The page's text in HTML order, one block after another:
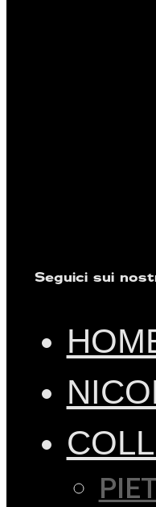
Seguici sui